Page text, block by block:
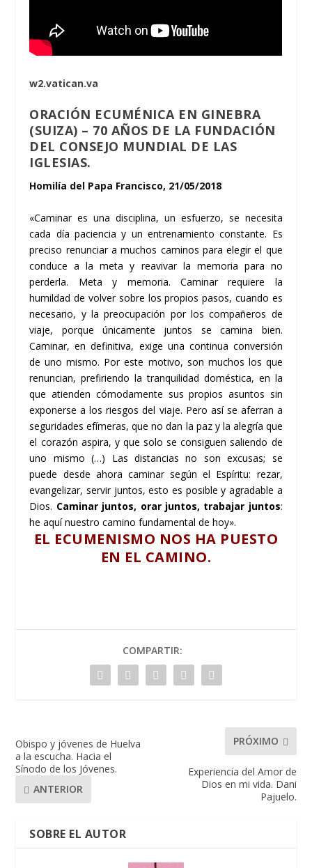
w2.vatican.va
ORACIÓN ECUMÉNICA EN GINEBRA
(SUIZA) – 70 AÑOS DE LA FUNDACIÓN
DEL CONSEJO MUNDIAL DE LAS
IGLESIAS.
Homilía del Papa Francisco, 21/05/2018
«Caminar es una disciplina, un esfuerzo, se necesita
cada día paciencia y un entrenamiento constante. Es
preciso renunciar a muchos caminos para elegir el que
conduce a la meta y reavivar la memoria para no
perderla. Meta y memoria. Caminar requiere la
humildad de volver sobre los propios pasos, cuando es
necesario, y la preocupación por los compañeros de
viaje, porque únicamente juntos se camina bien.
Caminar, en definitiva, exige una continua conversión
de uno mismo. Por este motivo, son muchos los que
renuncian, prefiriendo la tranquilidad doméstica, en la
que atienden cómodamente sus propios asuntos sin
exponerse a los riesgos del viaje. Pero así se aferran a
seguridades efímeras, que no dan la paz y la alegría que
el corazón aspira, y que solo se consiguen saliendo de
uno mismo (…) Las distancias no son excusas; se
puede desde ahora caminar según el Espíritu: rezar,
evangelizar, servir juntos, esto es posible y agradable a
Dios. Caminar juntos, orar juntos, trabajar juntos:
he aquí nuestro camino fundamental de hoy».
EL ECUMENISMO NOS HA PUESTO
EN EL CAMINO.
COMPARTIR:
Obispo y jóvenes de Huelva
a la escucha. Hacia el
Sínodo de los Jóvenes.
ANTERIOR
PRÓXIMO
Experiencia del Amor de
Dios en mi vida. Dani
Pajuelo.
SOBRE EL AUTOR